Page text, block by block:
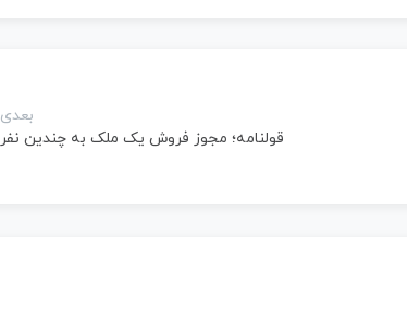
بعدی
قولنامه؛ مجوز فروش یک ملک به چندین نفر